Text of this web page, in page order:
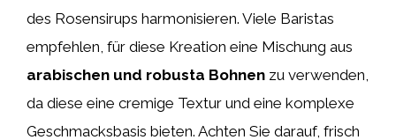
des Rosensirups harmonisieren. Viele Baristas
empfehlen, für diese Kreation eine Mischung aus
arabischen und robusta Bohnen zu verwenden,
da diese eine cremige Textur und eine komplexe
Geschmacksbasis bieten. Achten Sie darauf, frisch